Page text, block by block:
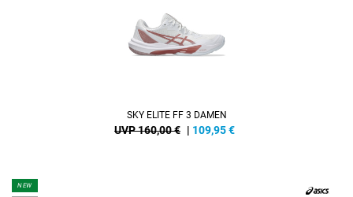
SKY ELITE FF 3 DAMEN
UVP 160,00 € | 109,95€
NEW